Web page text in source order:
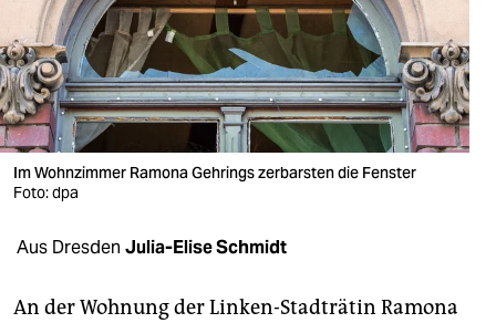
wahrheit
verlag
verlag
veranstaltungen
fragen & hilfe
unterstützen
Im Wohnzimmer Ramona Gehrings zerbarsten die Fenster
Foto: dpa
Aus Dresden Julia-Elise Schmidt
An der Wohnung der Linken-Stadträtin Ramona